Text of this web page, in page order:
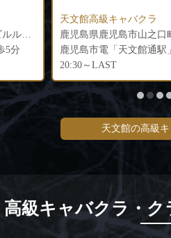
鹿児島県鹿児島市山之口町8-10 SサクラビルA館3F
天文館高級ラウンジ
鹿児島県鹿児島市山之口
鹿児島市電「天文館通駅
21:00～LAST
天文館の高級
高級キャバクラ・